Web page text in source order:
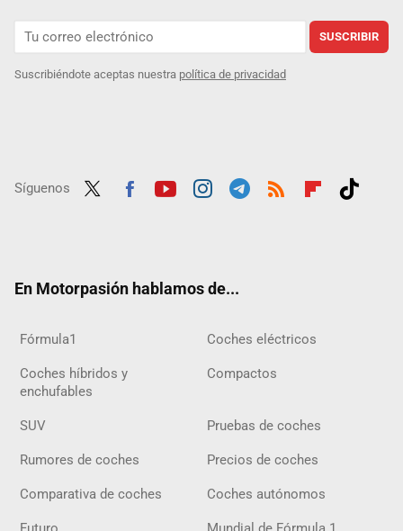
SUSCRIBIR
Suscribiéndote aceptas nuestra política de privacidad
Síguenos
En Motorpasión hablamos de...
Fórmula1 Coches eléctricos
Coches híbridos y
enchufables
Compactos
SUV Pruebas de coches
Rumores de coches Precios de coches
Comparativa de coches Coches autónomos